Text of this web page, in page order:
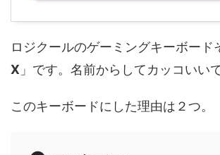
ロジクールのゲーミングキーボード
X 」です。名前からしてカッコいい
このキーボードにした理由は２つ。